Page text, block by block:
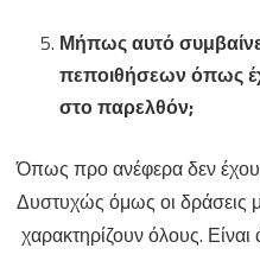
Μήπως αυτό
πεποιθήσεων όπως
στο παρελθόν;
Όπως προ ανέφερα δεν
Δυστυχώς όμως οι δράσεις
χαρακτηρίζουν όλους. Είναι